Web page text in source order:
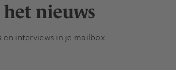
nieuws
en interviews in je mailbox